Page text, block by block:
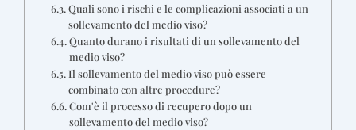
Quali sono i rischi e le complicazioni associati a un
sollevamento del medio viso?
Quanto durano i risultati di un sollevamento del
medio viso?
Il sollevamento del medio viso può essere
combinato con altre procedure?
Com'è il processo di recupero dopo un
sollevamento del medio viso?